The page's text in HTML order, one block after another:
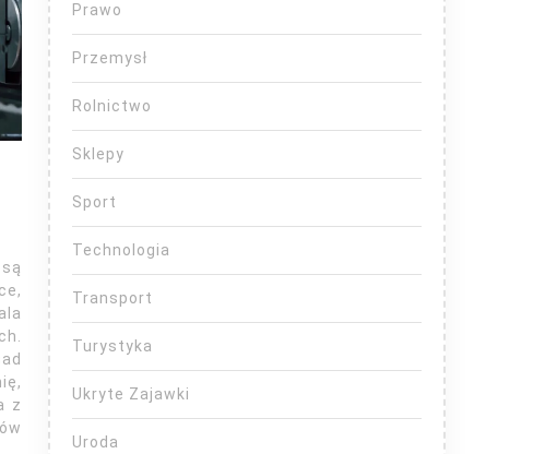
z
Prawo
Przemysł
Rolnictwo
Sklepy
Sport
Technologia
Transport
Turystyka
Ukryte Zajawki
Uroda